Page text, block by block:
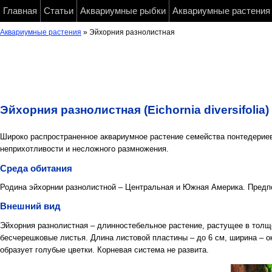
Главная Статьи Аквариумные рыбки Аквариумные растения
Аквариумные растения » Эйхорния разнолистная
Эйхорния разнолистная (Eichornia diversifolia)
Широко распространенное аквариумное растение семейства
неприхотливости и несложного размножения.
Среда обитания
Родина эйхорнии разнолистной – Центральная и Южная Америка.
Внешний вид
Эйхорния разнолистная – длинностебельное растение, растущее в
бесчерешковые листья. Длина листовой пластины – до 6 см, ширина –
образует голубые цветки. Корневая система не развита.